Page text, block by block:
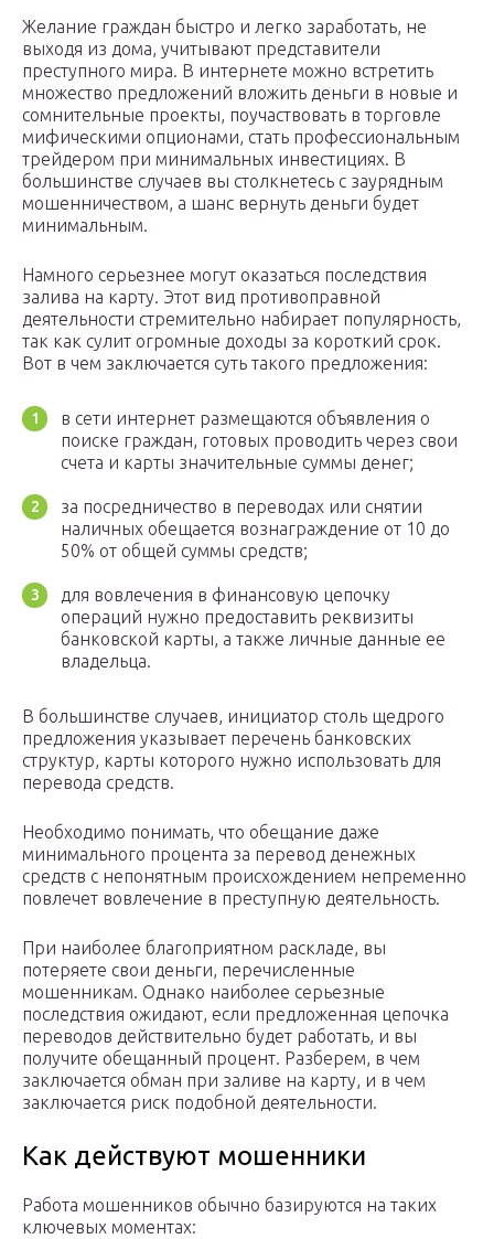
Желание граждан быстро и легко заработать, не
выходя из дома, учитывают представители
преступного мира. В интернете можно встретить
множество предложений вложить деньги в новые и
сомнительные проекты, поучаствовать в торговле
мифическими опционами, стать профессиональным
трейдером при минимальных инвестициях. В
большинстве случаев вы столкнетесь с заурядным
мошенничеством, а шанс вернуть деньги будет
минимальным.
Намного серьезнее могут оказаться последствия
залива на карту. Этот вид противоправной
деятельности стремительно набирает популярность,
так как сулит огромные доходы за короткий срок.
Вот в чем заключается суть такого предложения:
в сети интернет размещаются объявления о
поиске граждан, готовых проводить через свои
счета и карты значительные суммы денег;
за посредничество в переводах или снятии
наличных обещается вознаграждение от 10 до
50% от общей суммы средств;
для вовлечения в финансовую цепочку
операций нужно предоставить реквизиты
банковской карты, а также личные данные ее
владельца.
В большинстве случаев, инициатор столь щедрого
предложения указывает перечень банковских
структур, карты которого нужно использовать для
перевода средств.
Необходимо понимать, что обещание даже
минимального процента за перевод денежных
средств с непонятным происхождением непременно
повлечет вовлечение в преступную деятельность.
При наиболее благоприятном раскладе, вы
потеряете свои деньги, перечисленные
мошенникам. Однако наиболее серьезные
последствия ожидают, если предложенная цепочка
переводов действительно будет работать, и вы
получите обещанный процент. Разберем, в чем
заключается обман при заливе на карту, и в чем
заключается риск подобной деятельности.
Как действуют мошенники
Работа мошенников обычно базируются на таких
ключевых моментах: